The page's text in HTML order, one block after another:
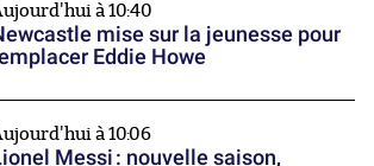
à 10:40
mise sur la jeunesse pour
Eddie Howe
à 10:06
Messi : nouvelle saison,